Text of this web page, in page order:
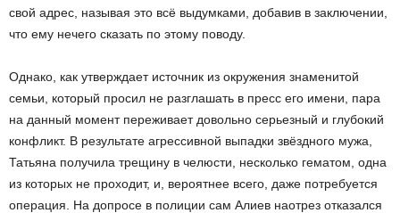
свой адрес, называя это всё выдумками, добавив в заключении,
что ему нечего сказать по этому поводу.
Однако, как утверждает источник из окружения знаменитой
семьи, который просил не разглашать в пресс его имени, пара
на данный момент переживает довольно серьезный и глубокий
конфликт. В результате агрессивной выпадки звёздного мужа,
Татьяна получила трещину в челюсти, несколько гематом, одна
из которых не проходит, и, вероятнее всего, даже потребуется
операция. На допросе в полиции сам Алиев наотрез отказался